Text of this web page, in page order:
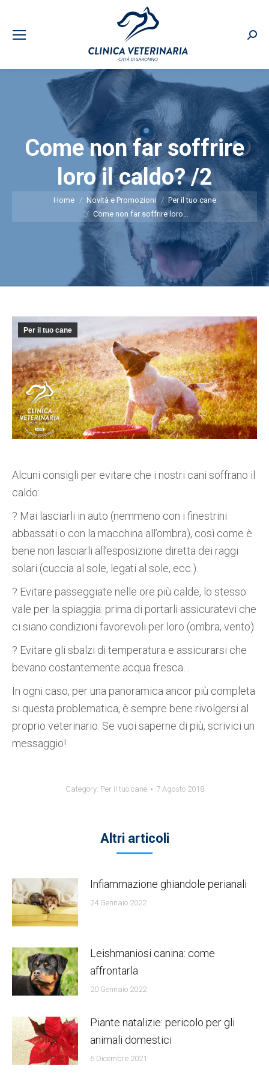
Come non far soffrire
loro il caldo? /2
You are here:
Home Novità e Promozioni
Per il tuo cane
Come non far soffrire loro…
Per il tuo cane
Alcuni consigli per evitare che i nostri cani soffrano il
caldo:
? Mai lasciarli in auto (nemmeno con i finestrini
abbassati o con la macchina all’ombra), così come è
bene non lasciarli all’esposizione diretta dei raggi
solari (cuccia al sole, legati al sole, ecc.).
? Evitare passeggiate nelle ore più calde, lo stesso
vale per la spiaggia: prima di portarli assicuratevi che
ci siano condizioni favorevoli per loro (ombra, vento).
? Evitare gli sbalzi di temperatura e assicurarsi che
bevano costantemente acqua fresca…
In ogni caso, per una panoramica ancor più completa
si questa problematica, è sempre bene rivolgersi al
proprio veterinario. Se vuoi saperne di più, scrivici un
messaggio!
Category: Per il tuo cane 7 Agosto 2018
Altri articoli
Infiammazione ghiandole perianali
24 Gennaio 2022
Leishmaniosi canina: come
affrontarla
20 Gennaio 2022
Piante natalizie: pericolo per gli
animali domestici
6 Dicembre 2021